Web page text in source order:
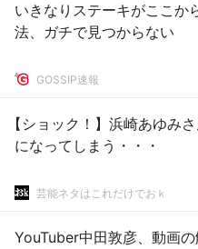
いきなりステーキがここか
法、ガチで見つからない
GOSSIP速報
【ショック！】浜崎あゆみ
になってしまう・・・
芸能ネタはこれだけでおｋ
YouTuber中田敦彦、動画